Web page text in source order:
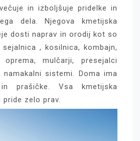
in izboljšuje pridelke in
dela. Njegova kmetijska
dosti naprav in orodij kot so
, kosilnica, kombajn,
oprema, mulčarji, presejalci
sistemi. Doma ima
prašičke. Vsa kmetijska
zelo prav.